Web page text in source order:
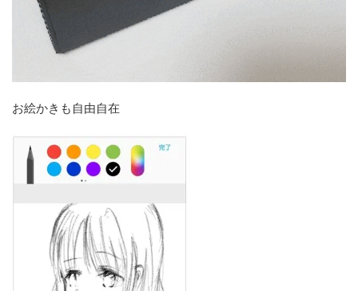
お絵かきも自由自在